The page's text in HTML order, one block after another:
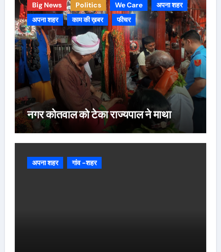
Big News Politics We Care
अपना शहर
अपना शहर
काम की ख़बर फीचर
नगर कोतवाल को टेका राज्यपाल ने माथा
अपना शहर गांव -शहर